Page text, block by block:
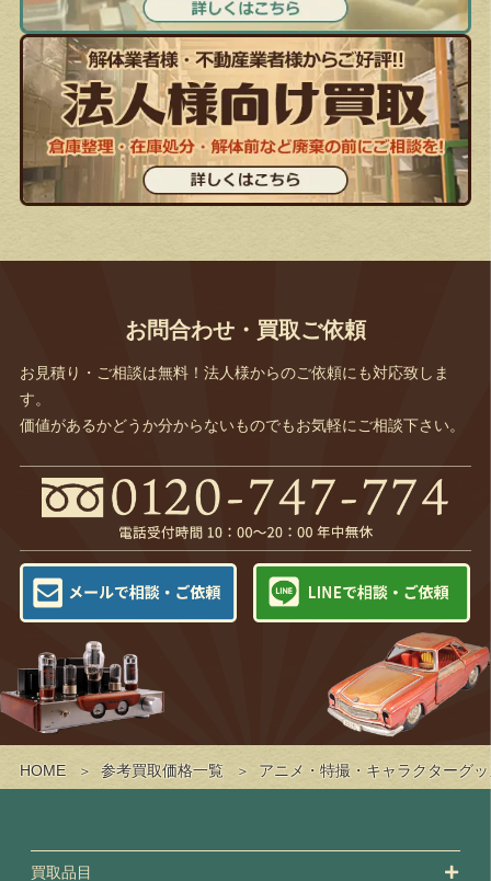
HOME 参考買取価格一覧 アニメ・特撮・キャラクターグ
お問合わせ・買取ご依頼
お見積り・ご相談は無料！法人様からのご依頼にも対応致しま
す。
価値があるかどうか分からないものでもお気軽にご相談下さい。
買取品目